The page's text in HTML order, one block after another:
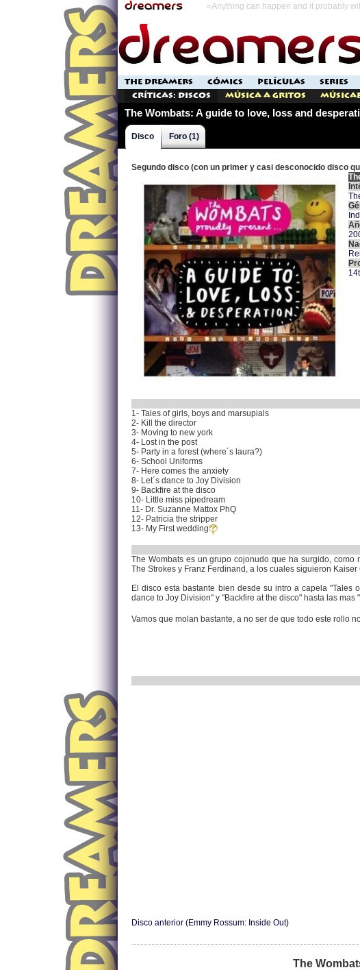
«Anything can happen and it probably
THE DREAMERS CÓMICS PELÍCULAS SERIES
Críticas: Discos
Música a Gritos
The Wombats: A guide to love, loss and
Disco Foro (1)
Segundo disco (con un primer y casi desconocido disco
1- Tales of girls, boys and marsupials
2- Kill the director
3- Moving to new york
4- Lost in the post
5- Party in a forest (where´s laura?)
6- School Uniforms
7- Here comes the anxiety
8- Let´s dance to Joy Division
9- Backfire at the disco
10- Little miss pipedream
11- Dr. Suzanne Mattox PhQ
12- Patricia the stripper
13- My First wedding
The Wombats es un grupo cojonudo que ha surgido,
The Strokes y Franz Ferdinand, a los cuales siguieron
El disco esta bastante bien desde su intro a capela "Tales
dance to Joy Division" y "Backfire at the disco" hasta las
Vamos que molan bastante, a no ser de que todo este rollo
Disco anterior (Emmy Rossum: Inside Out)
The